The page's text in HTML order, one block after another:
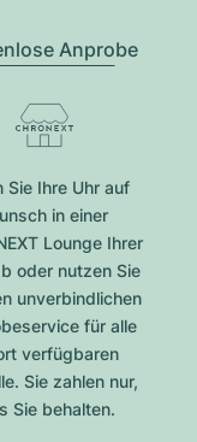
Anprobe
Sie Ihre Uhr auf
in einer
Lounge Ihrer
oder nutzen Sie
unverbindlichen
für alle
verfügbaren
Sie zahlen nur,
Sie behalten.